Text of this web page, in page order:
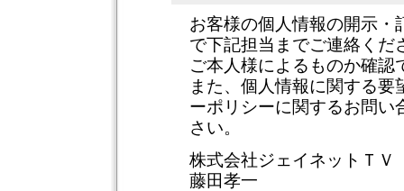
お客様の個人情報の開示・
で下記担当までご連絡くだ
ご本人様によるものか確
また、個人情報に関する
ーポリシーに関するお問い
さい。
株式会社ジェイネットＴＶ
藤田孝一